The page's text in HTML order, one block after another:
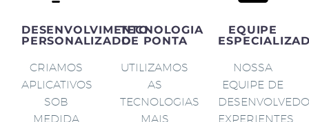
DESENVOLVIMENTO
PERSONALIZADO
CRIAMOS
APLICATIVOS
SOB
MEDIDA
TECNOLOGIA
DE PONTA
UTILIZAMOS
AS
TECNOLOGIAS
MAIS
EQUIPE
NOSSA
EQUIPE DE
EXPERIENTES